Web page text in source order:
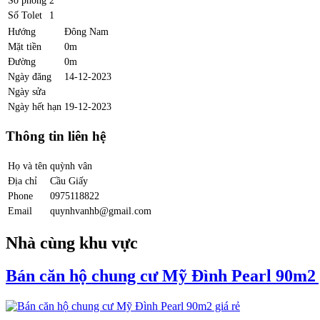
Số Tolet
1
Hướng
Đông Nam
Mặt tiền
0m
Đường
0m
Ngày đăng
14-12-2023
Ngày sửa
Ngày hết hạn 19-12-2023
Thông tin liên hệ
Họ và tên quỳnh vân
Địa chỉ
Cầu Giấy
Phone
0975118822
Email
quynhvanhb@gmail.com
Nhà cùng khu vực
Bán căn hộ chung cư Mỹ Đình Pearl 90m2